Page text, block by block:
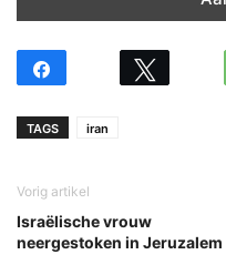
TAGS iran
Vorig artikel
Israëlische vrouw
neergestoken in Jeruzalem